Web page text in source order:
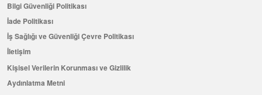
Bilgi Güvenliği Politikası
İade Politikası
İş Sağlığı ve Güvenliği Çevre Politikası
İletişim
Kişisel Verilerin Korunması ve Gizlilik
Aydınlatma Metni